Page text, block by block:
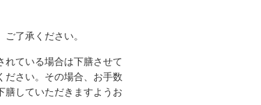
了承ください。
れている場合は下膳させて
ださい。その場合、お手数
膳していただきますようお